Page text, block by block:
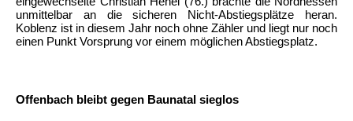
unmittelbar an die sicheren Nicht-Abstiegsplätze heran.
Koblenz ist in diesem Jahr noch ohne Zähler und liegt nur noch
einen Punkt Vorsprung vor einem möglichen Abstiegsplatz.
Offenbach bleibt gegen Baunatal sieglos